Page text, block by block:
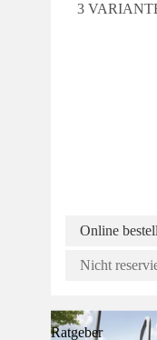
3
Online
Nicht
Ratgeber